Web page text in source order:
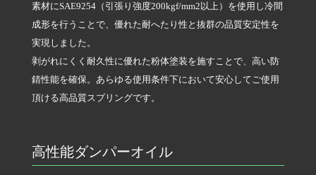
素材にSAE9254（引張り強度200kgf/mm2 以上）を使用し冷間
成形を行うことで、優れた耐へたり性と抜群の品質安定性を
実現しました。
剥がれにくく耐久性に優れた粉体塗装を施すことで、高い防
錆性能を確保。あらゆる使用条件下において安心してご使用
頂ける高品質スプリングです。
高性能ダンパーオイル